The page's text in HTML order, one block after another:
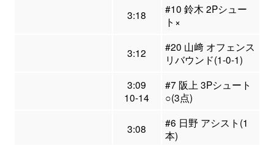
3:18
#10 鈴木 2Pシュー
ト×
3:12
#20 山﨑 オフェンス
リバウンド(1-0-1)
3:09
10-14
#7 阪上 3Pシュート
○(3点)
3:08
#6 日野 アシスト(1
本)